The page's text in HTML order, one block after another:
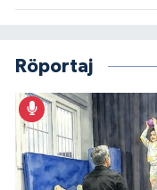
Röportaj